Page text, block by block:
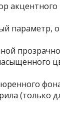
параметр,
(только